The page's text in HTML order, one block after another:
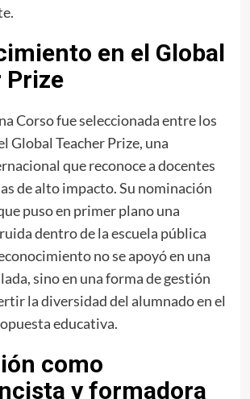
en el Global
Prize
Corso fue seleccionada entre los
Global Teacher Prize, una
que reconoce a docentes
de alto impacto. Su nominación
puso en primer plano una
dentro de la escuela pública
no se apoyó en una
sino en una forma de gestión
la diversidad del alumnado en el
educativa.
como
y formadora